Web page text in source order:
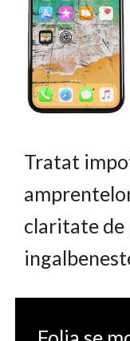
Tratat
claritate de